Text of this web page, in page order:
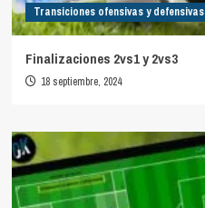
Transiciones ofensivas y defensivas
Finalizaciones 2vs1 y 2vs3
18 septiembre, 2024